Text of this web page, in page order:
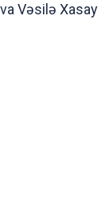
Vəsilə Xasay